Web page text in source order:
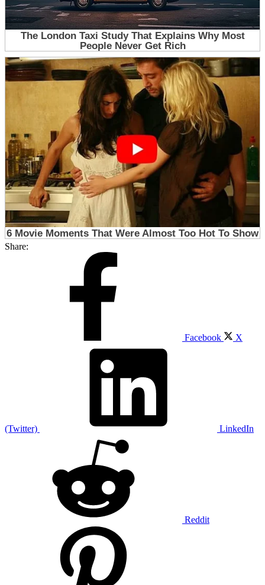
Share:
Facebook X
(Twitter) LinkedIn
Reddit